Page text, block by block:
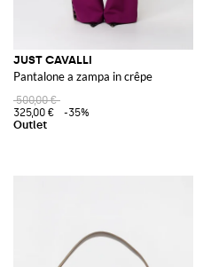
JUST CAVALLI
Pantalone a zampa in crêpe
500,00 €
325,00 €
-35%